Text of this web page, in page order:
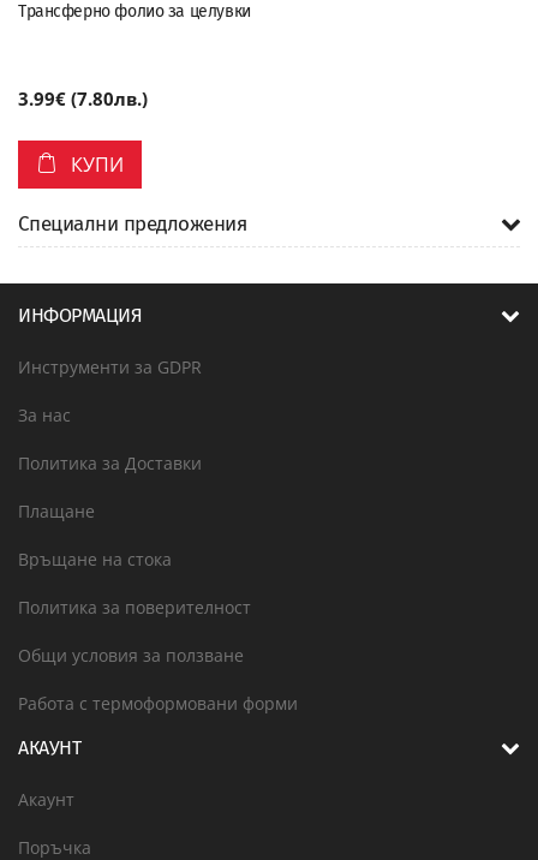
Трансферно фолио за целувки
3.99€ (7.80лв.)
КУПИ
Специални предложения
ИНФОРМАЦИЯ
Инструменти за GDPR
За нас
Политика за Доставки
Плащане
Връщане на стока
Политика за поверителност
Общи условия за ползване
Работа с термоформовани форми
АКАУНТ
Акаунт
Поръчка